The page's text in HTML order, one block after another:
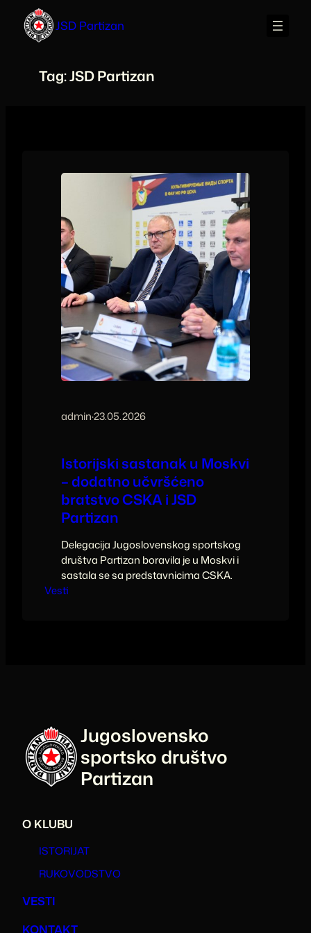
Skip
content
JSD Partizan
Tag:JSD Partizan
admin·23.05.2026
Istorijski sastanak u Moskvi
– dodatno učvršćeno
bratstvo CSKA i JSD
Partizan
Delegacija Jugoslovenskog sportskog
društva Partizan boravila je u Moskvi i
sastala se sa predstavnicima CSKA.
Vesti
Jugoslovensko
sportsko društvo
Partizan
O KLUBU
ISTORIJAT
RUKOVODSTVO
VESTI
KONTAKT